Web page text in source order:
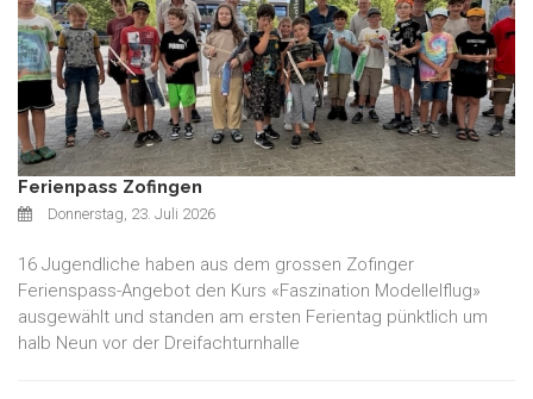
Ferienpass Zofingen
Donnerstag, 23. Juli 2026
16 Jugendliche haben aus dem grossen Zofinger
Ferienspass-Angebot den Kurs «Faszination Modellelflug»
ausgewählt und standen am ersten Ferientag pünktlich um
halb Neun vor der Dreifachturnhalle